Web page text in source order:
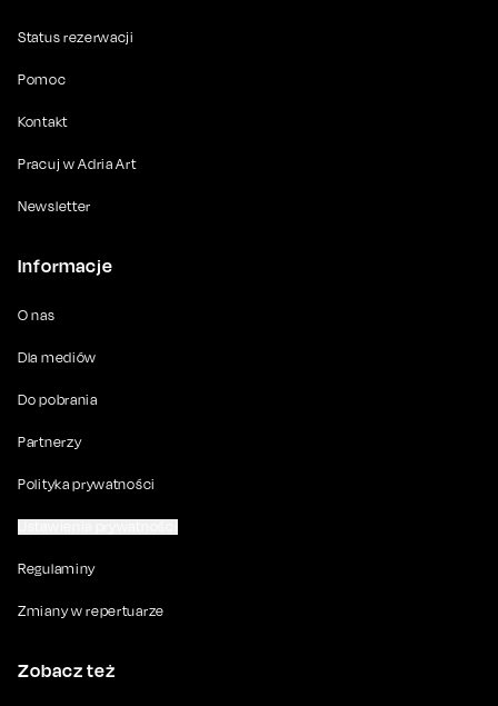
Status rezerwacji
Pomoc
Kontakt
Pracuj w Adria Art
Newsletter
Informacje
O nas
Dla mediów
Do pobrania
Partnerzy
Polityka prywatności
Regulaminy
Zmiany w repertuarze
Zobacz też